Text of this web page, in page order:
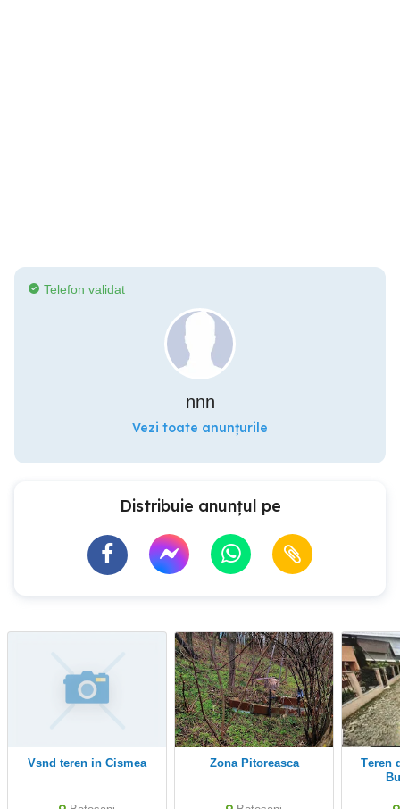
Telefon validat
nnn
Vezi toate anunțurile
Distribuie anunțul pe
Vsnd teren in Cismea Zona Pitoreasca
Teren de vanzare ANL